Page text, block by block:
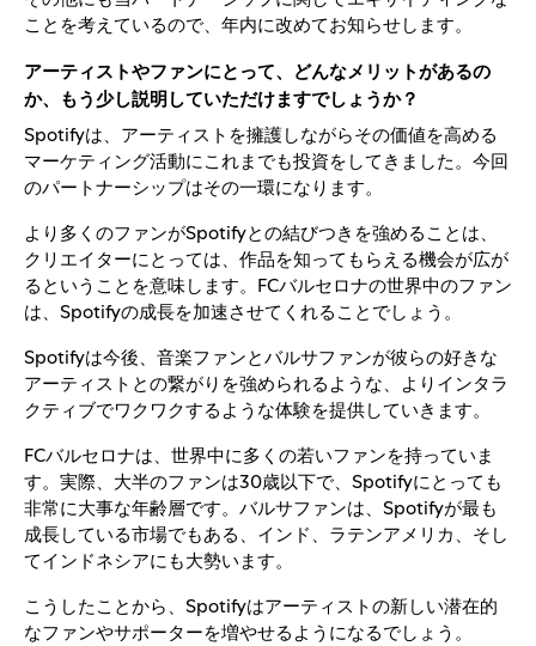
ことを考えているので、年内に改めてお知らせします。
アーティストやファンにとって、どんなメリットがあるの
か、もう少し説明していただけますでしょうか？
Spotifyは、アーティストを擁護しながらその価値を高める
マーケティング活動にこれまでも投資をしてきました。今回
のパートナーシップはその一環になります。
より多くのファンがSpotifyとの結びつきを強めることは、
クリエイターにとっては、作品を知ってもらえる機会が広が
るということを意味します。FCバルセロナの世界中のファン
は、Spotifyの成長を加速させてくれることでしょう。
Spotifyは今後、音楽ファンとバルサファンが彼らの好きな
アーティストとの繋がりを強められるような、よりインタラ
クティブでワクワクするような体験を提供していきます。
FCバルセロナは、世界中に多くの若いファンを持っていま
す。実際、大半のファンは30歳以下で、Spotifyにとっても
非常に大事な年齢層です。バルサファンは、Spotifyが最も
成長している市場でもある、インド、ラテンアメリカ、そし
てインドネシアにも大勢います。
こうしたことから、Spotifyはアーティストの新しい潜在的
なファンやサポーターを増やせるようになるでしょう。